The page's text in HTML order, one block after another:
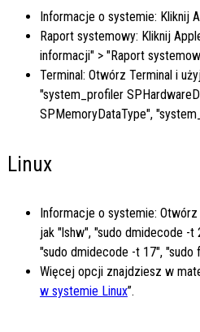
Informacje o systemie: Kliknij
Raport systemowy: Kliknij
informacji" > "Raport
Terminal: Otwórz Terminal i
"system_profiler
SPMemoryDataType",
Linux
Informacje o systemie:
jak "lshw", "sudo dmidecode -
"sudo dmidecode -t 17", "sudo
Więcej opcji znajdziesz w
w systemie Linux”.